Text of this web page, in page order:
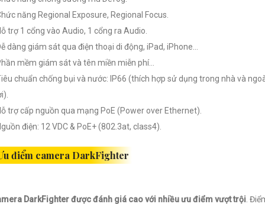
năng Regional Exposure, Regional Focus.
trợ 1 cổng vào Audio, 1 cổng ra Audio.
dàng giám sát qua điện thoại di động, iPad, iPhone…
mềm giám sát và tên miền miễn phí…
chuẩn chống bụi và nước: IP66 (thích hợp sử dụng trong nhà và
trợ cấp nguồn qua mạng PoE (Power over Ethernet).
điện: 12 VDC & PoE+ (802.3at, class4).
điểm camera DarkFighter
DarkFighter được đánh giá cao với nhiều ưu điểm vượt trội .